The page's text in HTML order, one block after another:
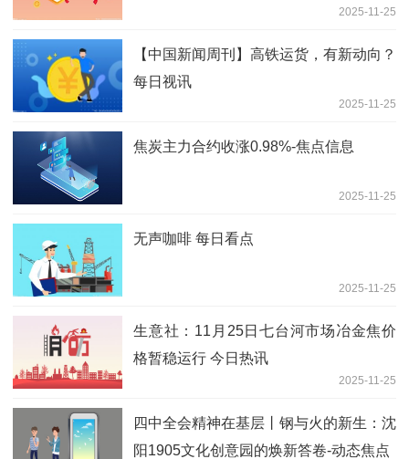
2025-11-25
【中国新闻周刊】高铁运货，有新动向？
每日视讯
2025-11-25
焦炭主力合约收涨0.98%-焦点信息
2025-11-25
无声咖啡 每日看点
2025-11-25
生意社：11月25日七台河市场冶金焦价
格暂稳运行 今日热讯
2025-11-25
四中全会精神在基层丨钢与火的新生：沈
阳1905文化创意园的焕新答卷-动态焦点